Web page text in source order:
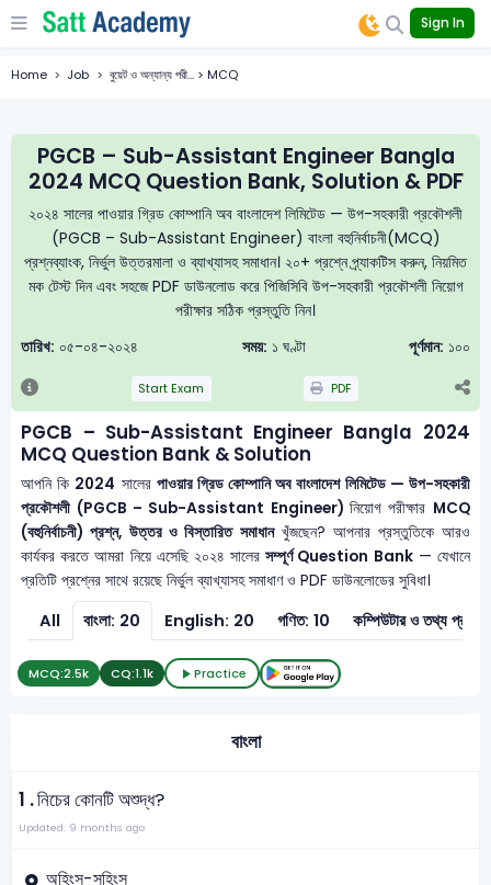
Sign In
Home Job বুয়েট ও অন্যান্য পরী... > MCQ
PGCB – Sub-Assistant Engineer Bangla
2024 MCQ Question Bank, Solution & PDF
২০২৪ সালের পাওয়ার গ্রিড কোম্পানি অব বাংলাদেশ লিমিটেড — উপ-সহকারী প্রকৌশলী
(PGCB – Sub-Assistant Engineer) বাংলা বহুনির্বাচনী(MCQ)
প্রশ্নব্যাংক, নির্ভুল উত্তরমালা ও ব্যাখ্যাসহ সমাধান। ২০+ প্রশ্নে প্র্যাকটিস করুন, নিয়মিত
মক টেস্ট দিন এবং সহজে PDF ডাউনলোড করে পিজিসিবি উপ-সহকারী প্রকৌশলী নিয়োগ
পরীক্ষার সঠিক প্রস্তুতি নিন।
তারিখ: ০৫-০৪-২০২৪ সময়: ১ ঘণ্টা পূর্ণমান: ১০০
Start Exam PDF
PGCB – Sub-Assistant Engineer Bangla 2024
MCQ Question Bank & Solution
আপনি কি 2024 সালের পাওয়ার গ্রিড কোম্পানি অব বাংলাদেশ লিমিটেড — উপ-সহকারী
প্রকৌশলী (PGCB – Sub-Assistant Engineer)নিয়োগ পরীক্ষার MCQ
(বহুনির্বাচনী) প্রশ্ন, উত্তর ও বিস্তারিত সমাধানখুঁজছেন? আপনার প্রস্তুতিকে আরও
কার্যকর করতে আমরা নিয়ে এসেছি ২০২৪ সালেরসম্পূর্ণ Question Bank— যেখানে
প্রতিটি প্রশ্নের সাথে রয়েছে নির্ভুল ব্যাখ্যাসহ সমাধাণ ও PDF ডাউনলোডের সুবিধা।
All বাংলা: 20 English: 20 গণিত: 10 কম্পিউটার
MCQ:2.5k CQ:1.1k Practice
বাংলা
1 .নিচের কোনটি অশুদ্ধ?
Updated: 9 months ago
অহিংস-সহিংস